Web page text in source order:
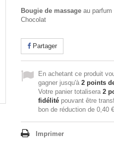
Bougie de massage au parfum
Chocolat
Partager
En achetant ce produit
gagner jusqu'à 2 points
Votre panier totalisera 2
fidélité pouvant être
bon de réduction de 0,40 €
Imprimer